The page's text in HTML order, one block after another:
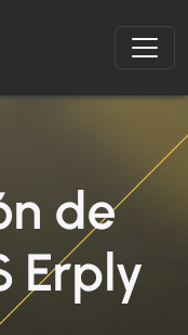
de
Erply